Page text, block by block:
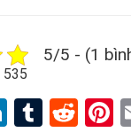
5/5 - (1
535
LinkedIn
Tumblr